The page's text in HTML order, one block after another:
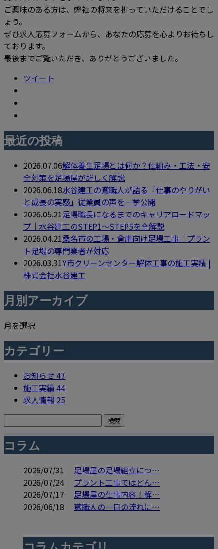
ご興味のある方は、弊社の将来を担っていただけることでし
ょう。
ぜひ求人応募フォームから、あなたの応募を心よりお待ちし
ております。
最後までご覧いただき、ありがとうございました。
ツイート
最近の投稿
2026.07.06解体養生足場とは何か？仕組み・工法・安
全対策を足場屋が詳しく解説
2026.06.18水谷建工の鳶職人が語る「仕事のやりがい
と成長の実感」従業員の声を一挙公開
2026.05.21足場職長になるまでのキャリアロードマッ
プ｜水谷建工のSTEP1〜STEP5を全解説
2026.04.21桑名市の工場・倉庫向け足場工事｜プラン
ト足場の専門業者が対応
2026.03.31Y市クリーンセンター解体工事の施工実績 |
株式会社水谷建工
月別アーカイブ
月を選択
カテゴリー
お知らせ 47
施工実績44
求人情報 25
コラム
2026/07/31
足場屋の足場組立につ…
2026/07/24
プラント工事ではどん…
2026/07/17
足場屋の仕事内容！解…
2026/06/18
鳶職人の一日の流れに…